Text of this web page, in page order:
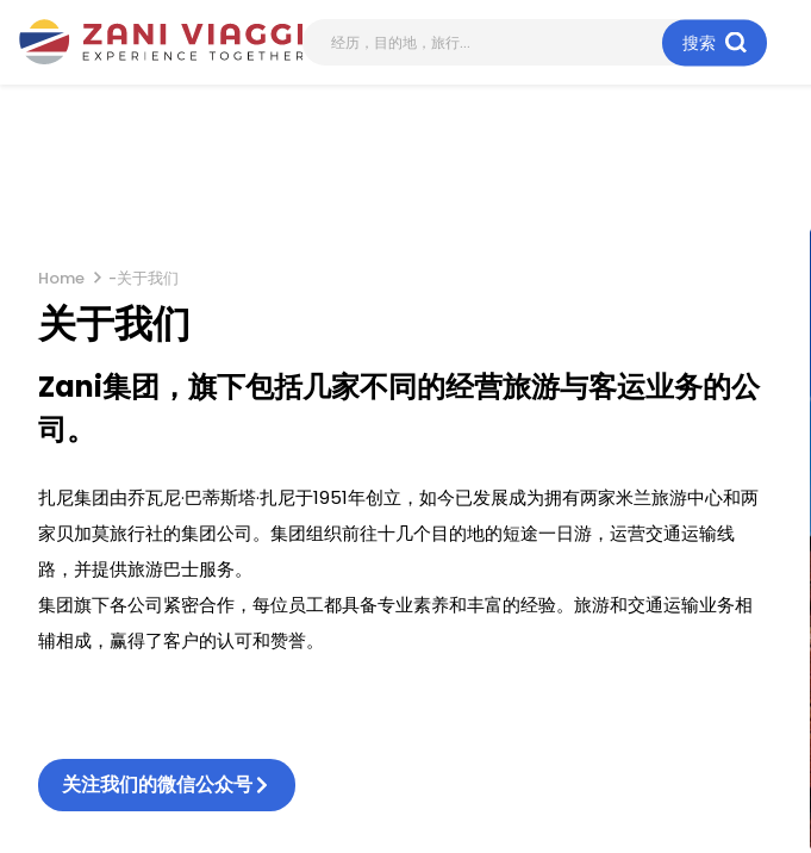
搜索
Home -关于我们
关于我们
Zani集团，旗下包括几家不同的经营旅游与客运业务的公
司。
扎尼集团由乔瓦尼·巴蒂斯塔·扎尼于1951年创立，如今已发展成为拥有两家米兰旅游中心和两
家贝加莫旅行社的集团公司。集团组织前往十几个目的地的短途一日游，运营交通运输线
路，并提供旅游巴士服务。
集团旗下各公司紧密合作，每位员工都具备专业素养和丰富的经验。旅游和交通运输业务相
辅相成，赢得了客户的认可和赞誉。
关注我们的微信公众号